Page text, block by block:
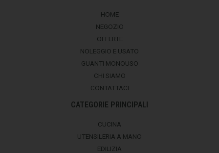
HOME
NEGOZIO
OFFERTE
NOLEGGIO E USATO
GUANTI MONOUSO
CHI SIAMO
CONTATTACI
CATEGORIE PRINCIPALI
CUCINA
UTENSILERIA A MANO
EDILIZIA